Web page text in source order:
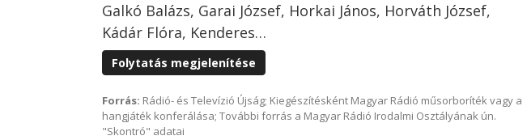
Galkó Balázs, Garai József, Horkai János, Horváth József,
Kádár Flóra, Kenderes…
Folytatás megjelenítése
Forrás: Rádió- és Televízió Újság; Kiegészítésként Magyar Rádió műsorboríték vagy a
hangjáték konferálása; További forrás a Magyar Rádió Irodalmi Osztályának ún.
"Skontró" adatai